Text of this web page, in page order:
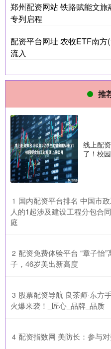
郑州配资网站 铁路赋能文旅
专列启程
配资平台网址 农牧ETF南
流入
推
线上配
了！校
1 国内配资平台排名 中国市
人的1起涉及建设工程分包合
庭
2 配资免费体验平台 “章子怡
子，46岁美出新高度
3 股票配资导航 良茶师·东方
火爆来袭！_匠心_品牌_品质
4 配资指数网 美防长：参与